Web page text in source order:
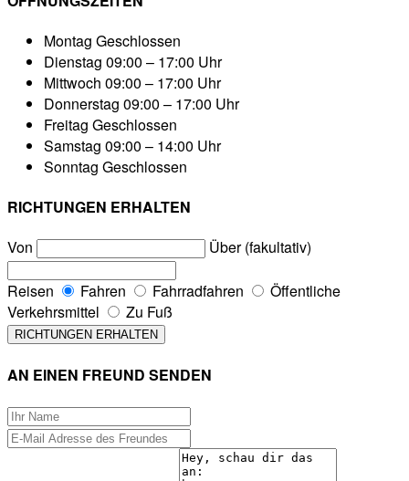
Montag Geschlossen
Dienstag 09:00 – 17:00 Uhr
Mittwoch 09:00 – 17:00 Uhr
Donnerstag 09:00 – 17:00 Uhr
Freitag Geschlossen
Samstag 09:00 – 14:00 Uhr
Sonntag Geschlossen
RICHTUNGEN ERHALTEN
Von
Über (fakultativ)
Reisen Fahren Fahrradfahren
Öffentliche
Verkehrsmittel
Zu Fuß
AN EINEN FREUND SENDEN